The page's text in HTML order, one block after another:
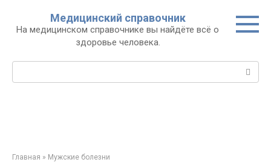
контенту
Медицинский справочник
На медицинском справочнике вы найдёте всё о
здоровье человека.
Главная » Мужские болезни